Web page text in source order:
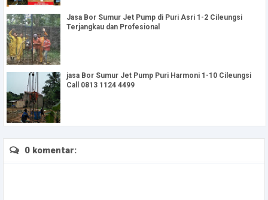
Jasa Bor Sumur Jet Pump di Puri Asri 1-2 Cileungsi
Terjangkau dan Profesional
jasa Bor Sumur Jet Pump Puri Harmoni 1-10 Cileungsi
Call 0813 1124 4499
0 komentar: